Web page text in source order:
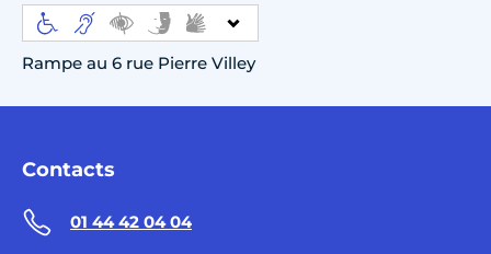
Rampe au 6 rue Pierre Villey
Contacts
01 44 42 04 04